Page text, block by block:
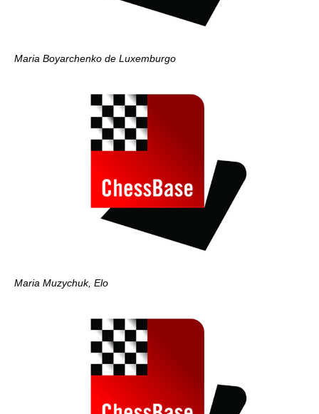
Maria Boyarchenko de Luxemburgo
Maria Muzychuk, Elo